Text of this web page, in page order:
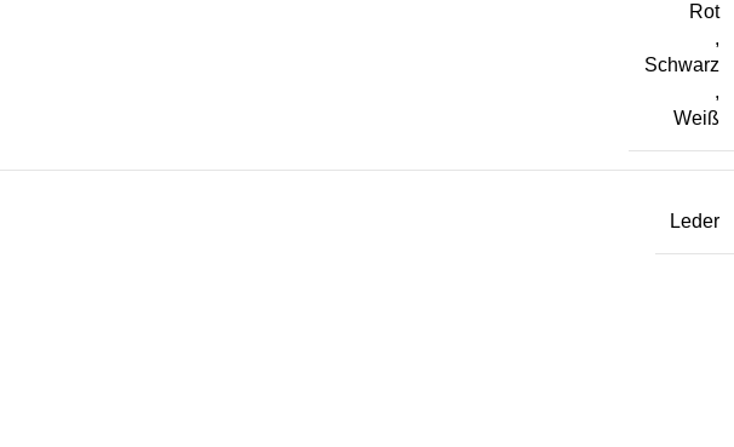
Rot
,
Schwarz
,
Weiß
Leder